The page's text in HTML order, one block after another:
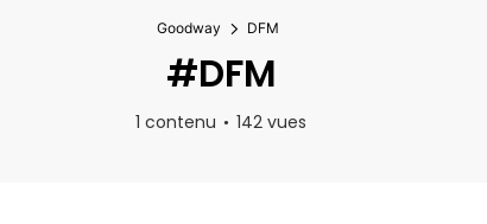
Goodway DFM
#DFM
1 contenu 142 vues